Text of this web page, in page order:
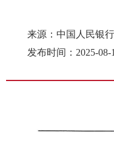
来源：中国人民银
发布时间：2025-08-